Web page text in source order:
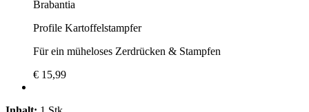
Brabantia
Profile Kartoffelstampfer
Für ein müheloses Zerdrücken & Stampfen
€ 15,99